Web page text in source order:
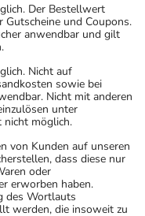
Der Bestellwert
Gutscheine und Coupons.
anwendbar und gilt
Nicht auf
sowie bei
Nicht mit anderen
unter
nicht möglich.
von Kunden auf unseren
dass diese nur
oder
erworben haben.
des Wortlauts
werden, die insoweit zu